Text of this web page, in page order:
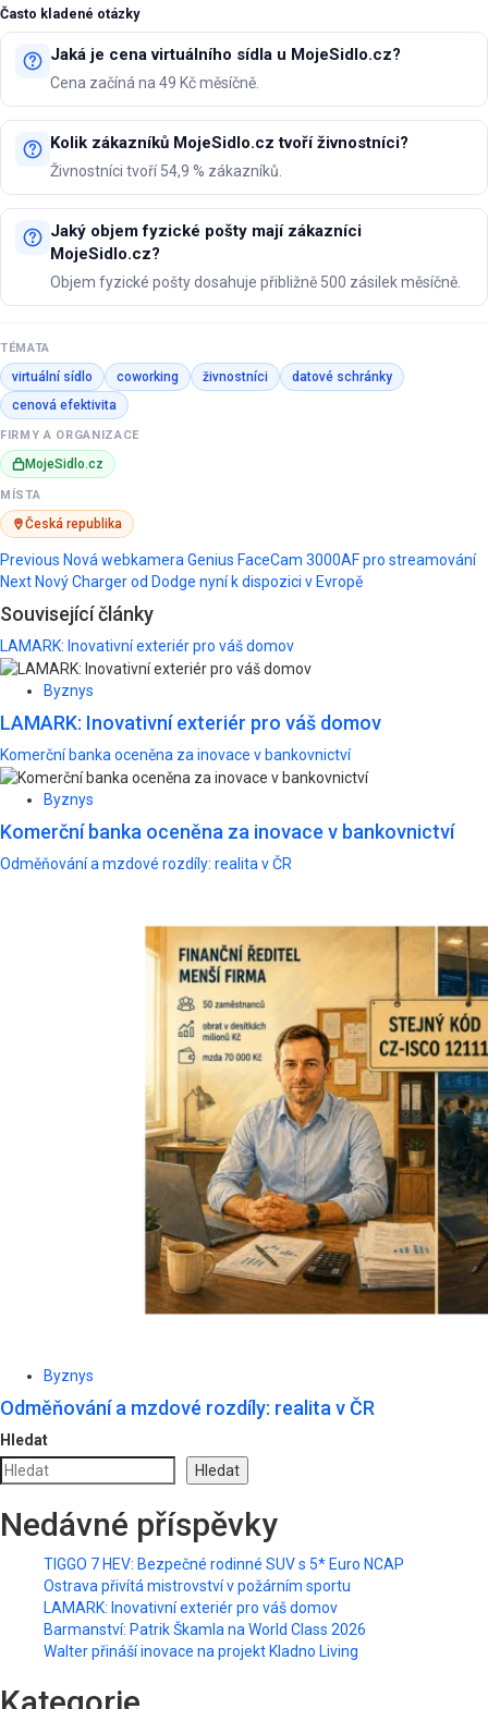
Často kladené otázky
Jaká je cena virtuálního sídla u MojeSidlo.cz?
Cena začíná na 49 Kč měsíčně.
Kolik zákazníků MojeSidlo.cz tvoří živnostníci?
Živnostníci tvoří 54,9 % zákazníků.
Jaký objem fyzické pošty mají zákazníci
MojeSidlo.cz?
Objem fyzické pošty dosahuje přibližně 500 zásilek měsíčně.
TÉMATA
virtuální sídlo coworking živnostníci
datové schránky
cenová efektivita
FIRMY A ORGANIZACE
MojeSidlo.cz
MÍSTA
Česká republika
Post
navigation
Previous Nová webkamera Genius FaceCam 3000AF pro streamování
NextNový Charger od Dodge nyní k dispozici v Evropě
Související články
LAMARK: Inovativní exteriér pro váš domov
Byznys
LAMARK: Inovativní exteriér pro váš domov
Komerční banka oceněna za inovace v bankovnictví
Byznys
Komerční banka oceněna za inovace v bankovnictví
Odměňování a mzdové rozdíly: realita v ČR
Byznys
Odměňování a mzdové rozdíly: realita v ČR
Hledat
Hledat
Nedávné příspěvky
TIGGO 7 HEV: Bezpečné rodinné SUV s 5* Euro NCAP
Ostrava přivítá mistrovství v požárním sportu
LAMARK: Inovativní exteriér pro váš domov
Barmanství: Patrik Škamla na World Class 2026
Walter přináší inovace na projekt Kladno Living